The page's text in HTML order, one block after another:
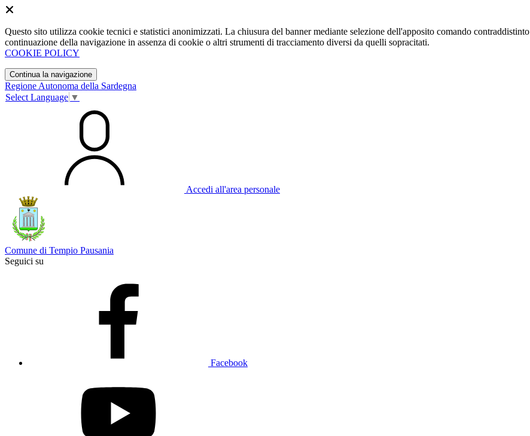
Questo sito utilizza cookie tecnici e statistici anonimizzati. La chiusura del banner mediante selezione dell'apposito comando
continuazione della navigazione in assenza di cookie o altri strumenti di tracciamento diversi da quelli sopracitati.
COOKIE POLICY
Continua la navigazione
Regione Autonoma della Sardegna
Select Language ▼
Accedi all'area personale
Comune di Tempio Pausania
Seguici su
Facebook